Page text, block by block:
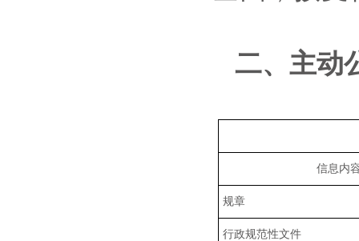
二、 主动
信息内
规章
行政规范性文件